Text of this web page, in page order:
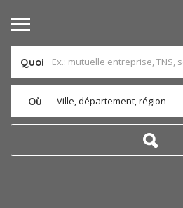
Quoi
Où Ville, département, région